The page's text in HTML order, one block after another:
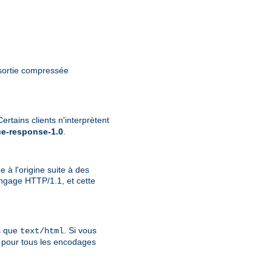
compressée
clients n'interprètent
response-1.0.
à l'origine suite à des
HTTP/1.1, et cette
que text/html . Si vous
tous les encodages